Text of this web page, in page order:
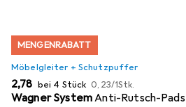
MENGENRABATT
Möbelgleiter + Schutzpuffer
EUR
2,78 bei 4 Stück EUR
0,23/1Stk.
Wagner SystemAnti-Rutsch-Pads